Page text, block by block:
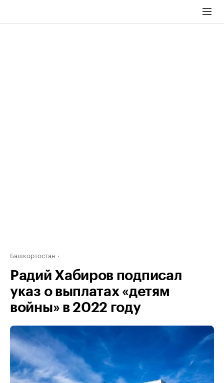
Башкортостан
Радий Хабиров подписал
указ о выплатах «детям
войны» в 2022 году